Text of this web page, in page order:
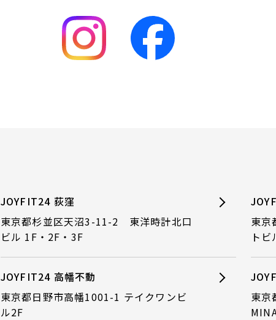
JOYFIT24 荻窪
東京都杉並区天沼3-11-2 東洋時計北口
ビル 1F・2F・3F
東京
ト
JOYFIT24 高幡不動
東京都日野市高幡1001-1 テイクワンビ
ル2F
東